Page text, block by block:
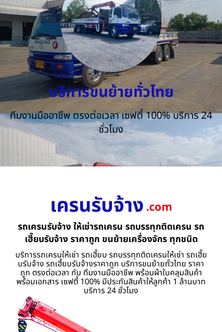
บริการขนย้ายทั่วไทย
ทีมงานมืออาชีพ ตรงต่อเวลา เซฟตี้ 100% บริการ 24
ชั่วโมง
เครนรับจ้าง .com
รถเครนรับจ้าง ให้เช่ารถเครน รถบรรทุกติดเครน รถ
เฮี๊ยบรับจ้าง ราคาถูก ขนย้ายเครื่องจักร ทุกชนิด
บริการรถเครนให้เช่า รถเฮี๊ยบ รถบรรทุกติดเครนให้เช่า รถเฮี๊ย
บรับจ้าง รถเฮี้ยบรับจ้างราคาถูก บริการขนย้ายทั่วไทย ราคา
ถูก ตรงต่อเวลา กับ ทีมงานมืออาชีพ พร้อมผ้าใบคลุมสินค้า
พร้อมเอกสาร เซฟตี้ 100% มีประกันสินค้าให้ลูกค้า 1 ล้านบาท
บริการ 24 ชั่วโมง